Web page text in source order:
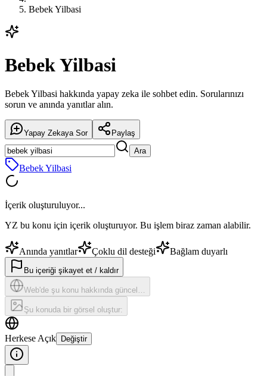
Bebek Yilbasi
Bebek Yilbasi
Bebek Yilbasi hakkında yapay zeka ile sohbet edin. Sorularınızı
sorun ve anında yanıtlar alın.
Yapay Zekaya Sor
Paylaş
Ara
Bebek Yilbasi
İçerik oluşturuluyor...
YZ bu konu için içerik oluşturuyor. Bu işlem biraz zaman alabilir.
Anında yanıtlar Çoklu dil desteği Bağlam duyarlı
Bu içeriği şikayet et / kaldır
Web'de şu konu hakkında güncel…
Şu konuda bir görsel oluştur:
Herkese Açık Değiştir